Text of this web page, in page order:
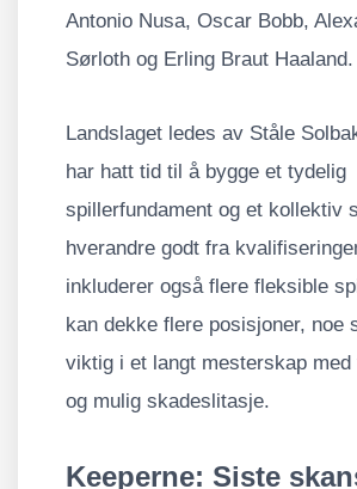
Antonio Nusa, Oscar Bobb,
Sørloth og Erling Braut Haaland.
Landslaget ledes av Ståle
har hatt tid til å bygge et tydelig
spillerfundament og et kollektiv
hverandre godt fra
inkluderer også flere fleksible
kan dekke flere posisjoner, noe
viktig i et langt mesterskap med
og mulig skadeslitasje.
Keeperne: Siste